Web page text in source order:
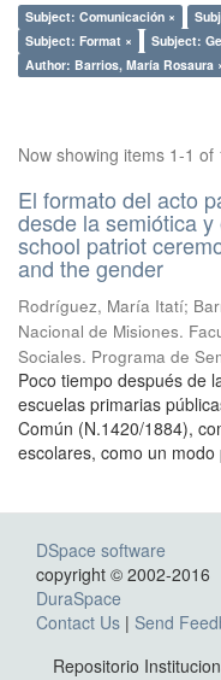
Subject: Comunicación ×
Subject: Format ×
Subject:
Author: Barrios, María Rosaura
Now showing items 1-1 of
El formato del acto
desde la semiótica
school patriot
and the gender
Rodríguez, María Itatí;
Nacional de Misiones.
Sociales. Programa de
Poco tiempo después de
escuelas primarias
Común (N.1420/1884),
escolares, como un
DSpace software
copyright © 2002-2016
DuraSpace
Contact Us | Send
Repositorio